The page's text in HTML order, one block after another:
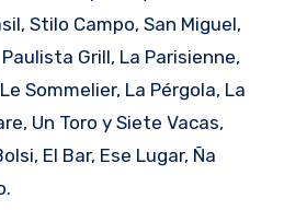
Stilo Campo, San Miguel,
Grill, La Parisienne,
Sommelier, La Pérgola, La
Un Toro y Siete Vacas,
El Bar, Ese Lugar, Ña